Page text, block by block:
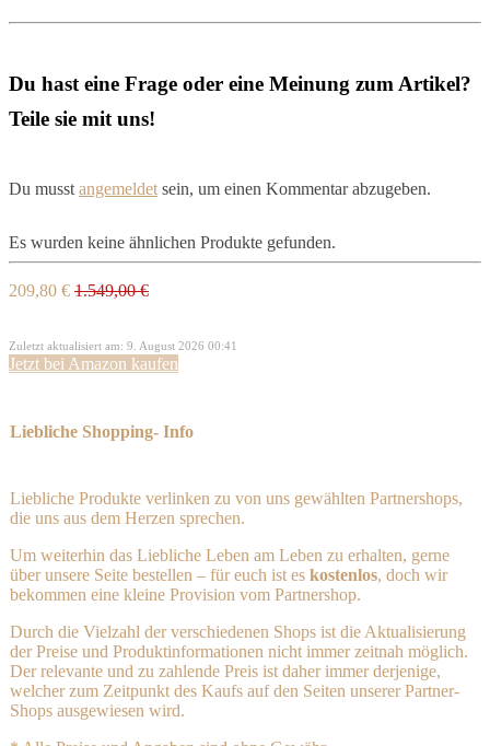
Du hast eine Frage oder eine Meinung zum Artikel?
Teile sie mit uns!
Du musst angemeldet sein, um einen Kommentar abzugeben.
Es wurden keine ähnlichen Produkte gefunden.
209,80 € 1.549,00 €
Zuletzt aktualisiert am: 9. August 2026 00:41
Jetzt bei Amazon kaufen
Liebliche Shopping- Info
Liebliche Produkte verlinken zu von uns gewählten Partnershops,
die uns aus dem Herzen sprechen.
Um weiterhin das Liebliche Leben am Leben zu erhalten, gerne
über unsere Seite bestellen – für euch ist es kostenlos, doch wir
bekommen eine kleine Provision vom Partnershop.
Durch die Vielzahl der verschiedenen Shops ist die Aktualisierung
der Preise und Produktinformationen nicht immer zeitnah möglich.
Der relevante und zu zahlende Preis ist daher immer derjenige,
welcher zum Zeitpunkt des Kaufs auf den Seiten unserer Partner-
Shops ausgewiesen wird.